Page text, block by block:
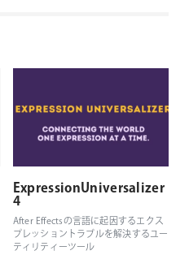
ExpressionUniversalizer
4
After Effectsの言語に起因するエクス
プレッショントラブルを解決するユー
ティリティーツール